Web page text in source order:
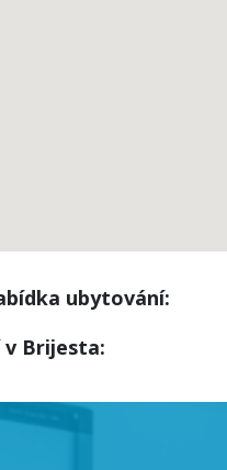
ubytování:
Brijesta: